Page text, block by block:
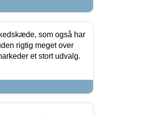
som også har
rigtig meget over
et stort udvalg.